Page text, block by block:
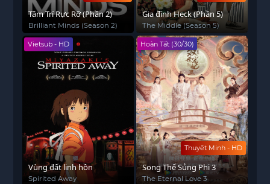
Tâm Trí Rực Rỡ (Phần 2)
Brilliant Minds (Season 2)
Gia đình Heck (Phần 5)
The Middle (Season 5)
Vietsub - HD
Vùng đất linh hồn
Spirited Away
Thuyết Minh - HD
Hoàn Tất (30/30)
Song Thế Sủng Phi 3
The Eternal Love 3